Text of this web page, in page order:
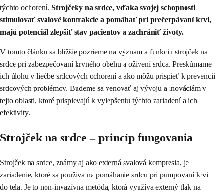
týchto ochorení. Strojčeky na srdce, vďaka svojej schopnosti
stimulovať svalové kontrakcie a pomáhať pri prečerpávaní krvi,
majú potenciál zlepšiť stav pacientov a zachrániť životy.
V tomto článku sa bližšie pozrieme na význam a funkciu strojček na
srdce pri zabezpečovaní krvného obehu a oživení srdca. Preskúmame
ich úlohu v liečbe srdcových ochorení a ako môžu prispieť k prevencii
srdcových problémov. Budeme sa venovať aj vývoju a inováciám v
tejto oblasti, ktoré prispievajú k vylepšeniu týchto zariadení a ich
efektivity.
Strojček na srdce – princíp fungovania
Strojček na srdce, známy aj ako externá svalová kompresia, je
zariadenie, ktoré sa používa na pomáhanie srdcu pri pumpovaní krvi
do tela. Je to non-invazívna metóda, ktorá využíva externý tlak na